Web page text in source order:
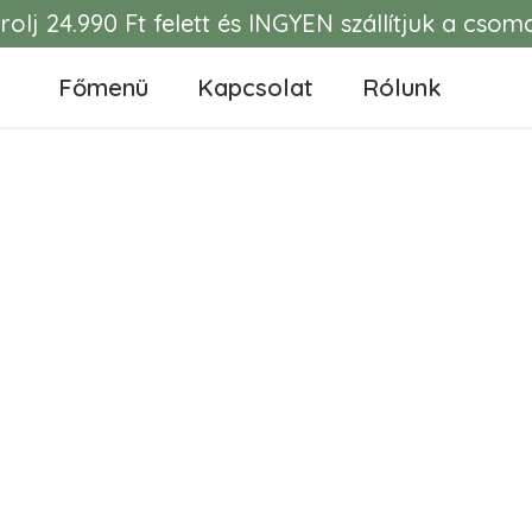
24.990 Ft felett és INGYEN szállítjuk a
Főmenü Kapcsolat Rólunk